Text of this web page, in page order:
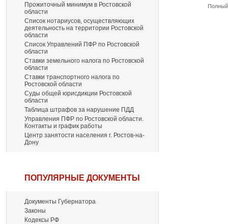
Прожиточный минимум в Ростовской
области
Список нотариусов, осуществляющих
деятельность на территории Ростовской
области
Список Управлений ПФР по Ростовской
области
Ставки земельного налога по Ростовской
области
Ставки транспортного налога по
Ростовской области
Суды общей юрисдикции Ростовской
области
Таблица штрафов за нарушение ПДД
Управления ПФР по Ростовской области.
Контакты и график работы
Центр занятости населения г. Ростов-на-
Дону
ПОПУЛЯРНЫЕ ДОКУМЕНТЫ
Документы Губернатора
Законы
Кодексы РФ